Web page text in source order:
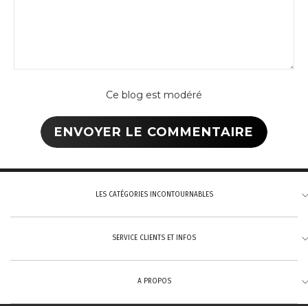
Ce blog est modéré
LES CATÉGORIES INCONTOURNABLES
Cuirs aniline
SERVICE CLIENTS ET INFOS
A PROPOS
Nous contacter :